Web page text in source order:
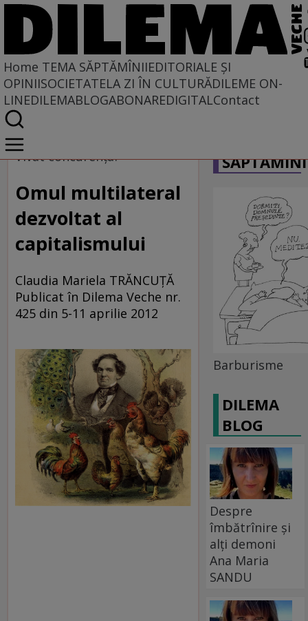
Home TEMA SĂPTĂMÎNIIEDITORIALE ȘI
OPINIISOCIETATELA ZI ÎN CULTURĂDILEME ON-
LINEDILEMABLOGABONAREDIGITALContact
Home
Tema săptămînii
Vivat concurenţa?
Omul multilateral
dezvoltat al
capitalismului
Claudia Mariela TRĂNCUŢĂ
Publicat în Dilema Veche nr.
425 din 5-11 aprilie 2012
Barburisme
DILEMA
BLOG
Despre
îmbătrînire și
alți demoni
Ana Maria
SANDU